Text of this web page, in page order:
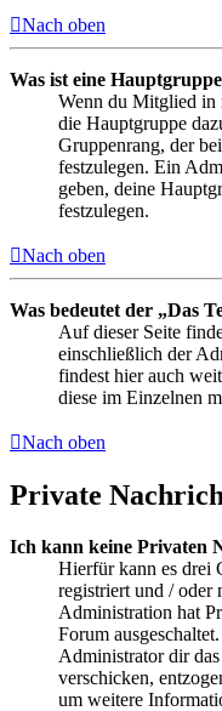
Nach oben
Was ist eine
Wenn du Mitglied in
die Hauptgruppe
Gruppenrang, der
festzulegen. Ein
geben, deine
festzulegen.
Nach oben
Was bedeutet der „Das
Auf dieser Seite
einschließlich der
findest hier auch
diese im Einzelnen
Nach oben
Private
Ich kann keine Privaten
Hierfür kann es drei
registriert und / oder
Administration hat
Forum
Administrator dir
verschicken,
um weitere